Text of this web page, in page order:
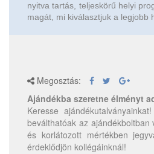
nyitva tartás, teljeskörű helyi
magát, mi kiválasztjuk a legjobb
Megosztás:
Ajándékba szeretne élményt
Keresse
beválthatóak az ajándékboltban
és korlátozott mértékben
érdeklődjön kollégáinknál!